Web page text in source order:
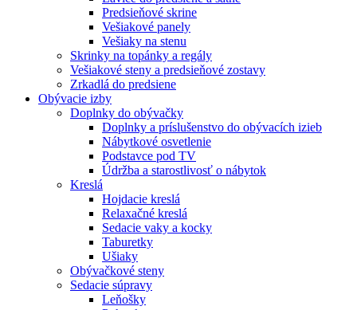
Predsieňové skrine
Vešiakové panely
Vešiaky na stenu
Skrinky na topánky a regály
Vešiakové steny a predsieňové zostavy
Zrkadlá do predsiene
Obývacie izby
Doplnky do obývačky
Doplnky a príslušenstvo do obývacích izieb
Nábytkové osvetlenie
Podstavce pod TV
Údržba a starostlivosť o nábytok
Kreslá
Hojdacie kreslá
Relaxačné kreslá
Sedacie vaky a kocky
Taburetky
Ušiaky
Obývačkové steny
Sedacie súpravy
Leňošky